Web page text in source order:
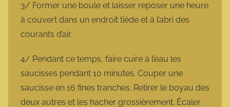
3/ Former une boule et laisser reposer une heure
à couvert dans un endroit tiède et à l’abri des
courants d’air.
4/ Pendant ce temps, faire cuire à l’eau les
saucisses pendant 10 minutes. Couper une
saucisse en 16 fines tranches. Retirer le boyau des
deux autres et les hacher grossièrement. Écaler